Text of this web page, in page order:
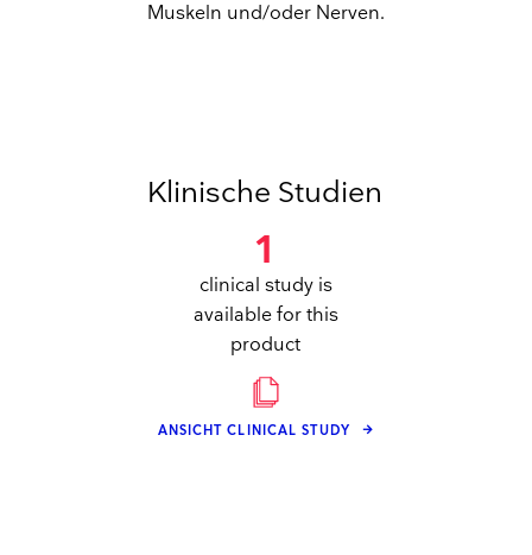
Muskeln und/oder Nerven.
Klinische Studien
1
clinical study is
available for this
product
ANSICHT CLINICAL STUDY